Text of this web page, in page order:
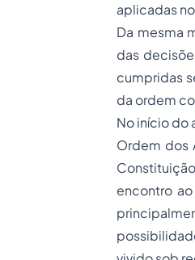
aplicadas
Da mesma
das
cumpridas
da ordem
No início do
Ordem dos
encontro